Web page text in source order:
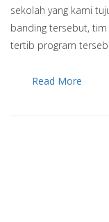
sekolah yang kami
banding tersebut,
tertib program
Read More